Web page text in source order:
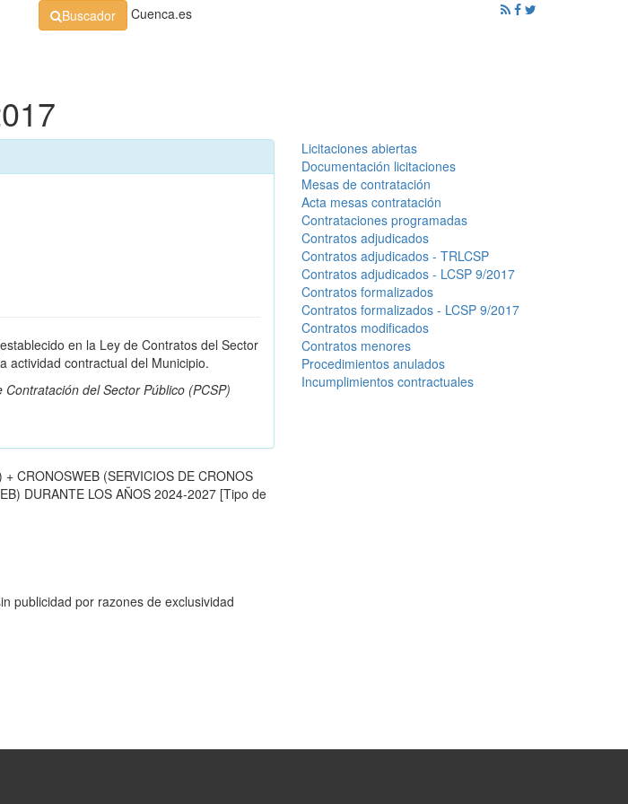
Buscador Cuenca.es
en la Ley de Contratos del Sector
actividad contractual del Municipio.
Contratación del Sector Público(PCSP)
CRONOSWEB (SERVICIOS DE CRONOS
DURANTE LOS AÑOS 2024-2027 [Tipo de
publicidad por razones de exclusividad
Licitaciones abiertas
Documentación licitaciones
Mesas de contratación
Acta mesas contratación
Contrataciones programadas
Contratos adjudicados
Contratos adjudicados - TRLCSP
Contratos adjudicados - LCSP 9/2017
Contratos formalizados
Contratos formalizados - LCSP 9/2017
Contratos modificados
Contratos menores
Procedimientos anulados
Incumplimientos contractuales